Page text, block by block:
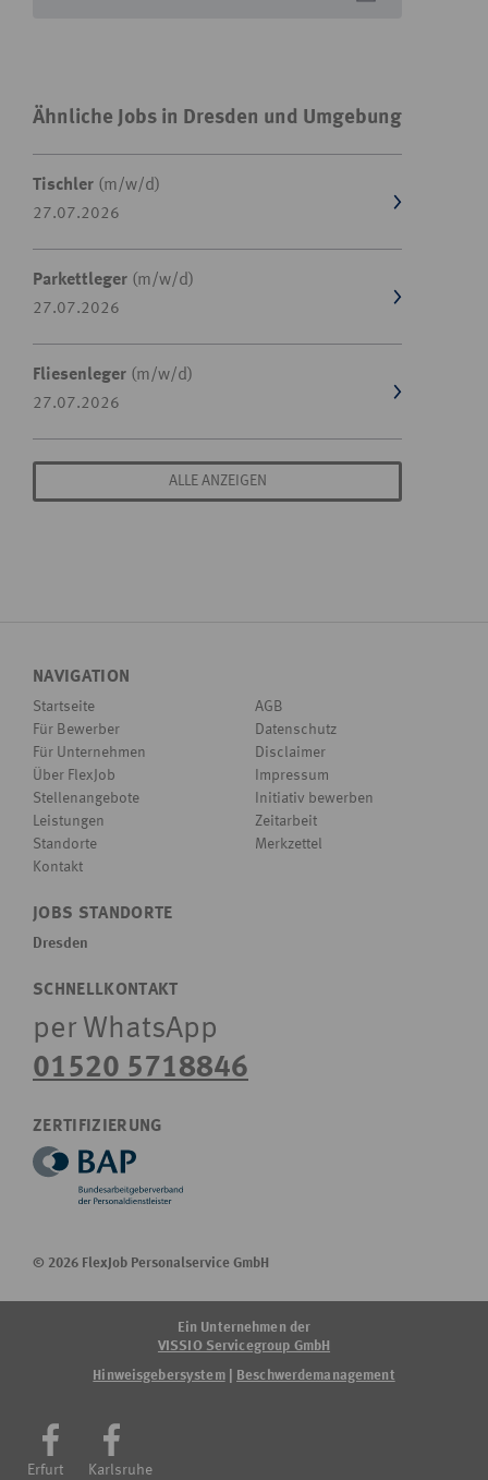
Ähnliche Jobs in Dresden und Umgebung
Tischler (m/w/d)
27.07.2026
Parkettleger (m/w/d)
27.07.2026
Fliesenleger (m/w/d)
27.07.2026
ALLE ANZEIGEN
NAVIGATION
Startseite
Für Bewerber
Für Unternehmen
Über FlexJob
Stellenangebote
Leistungen
Standorte
Kontakt
AGB
Datenschutz
Disclaimer
Impressum
Initiativ bewerben
Zeitarbeit
Merkzettel
JOBS STANDORTE
Dresden
SCHNELLKONTAKT
per WhatsApp
01520 5718846
ZERTIFIZIERUNG
© 2026 FlexJob Personalservice GmbH
Erfurt Karlsruhe
Ein Unternehmen der
VISSIO Servicegroup GmbH
Hinweisgebersystem| Beschwerdemanagement